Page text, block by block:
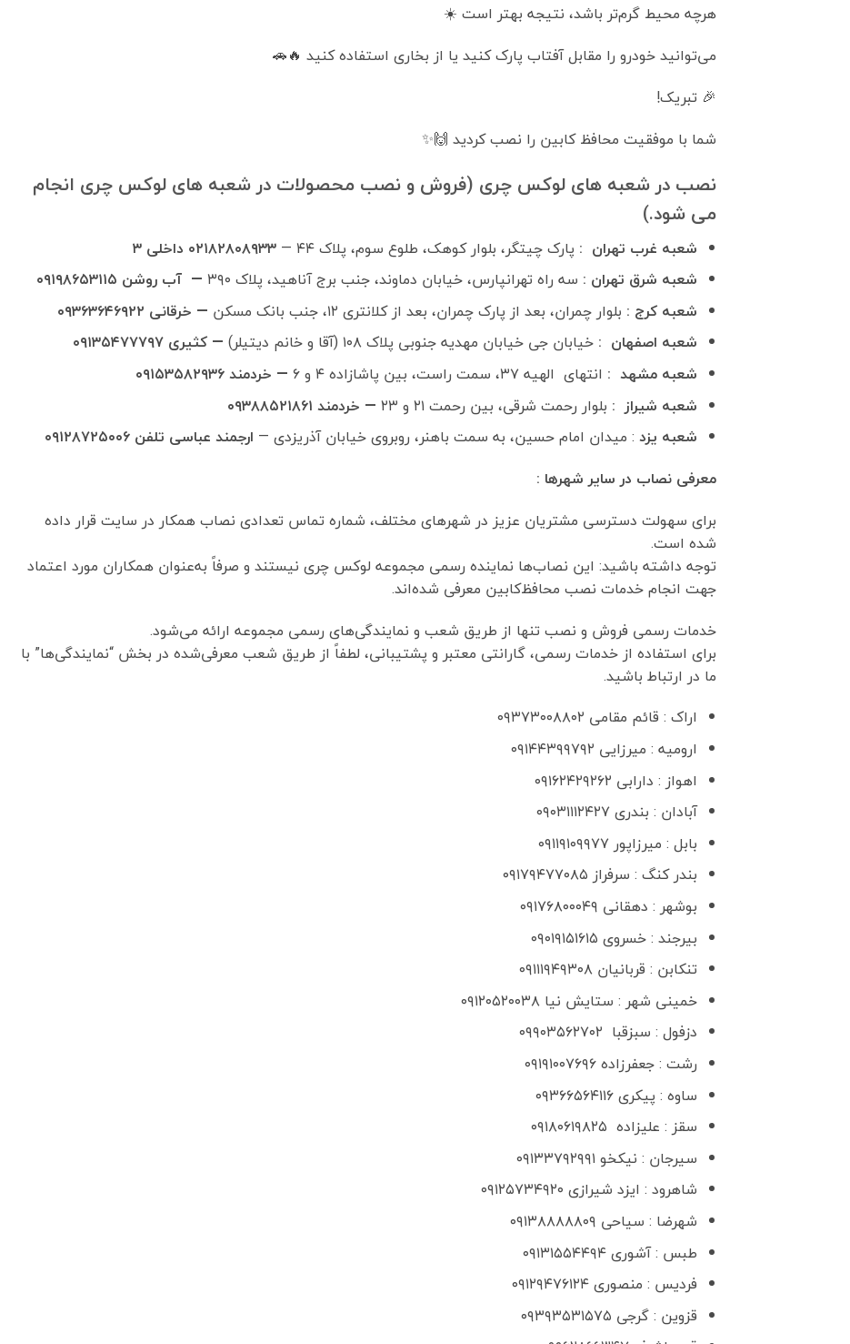
هرچه محیط گرم‌تر باشد، نتیجه بهتر است ☀️
می‌توانید خودرو را مقابل آفتاب پارک کنید یا از بخاری استفاده کنید 🔥🚗
🎉 تبریک!
شما با موفقیت محافظ کابین را نصب کردید 🙌✨
نصب در شعبه های لوکس چری (فروش و نصب محصولات در شعبه های لوکس چری انجام
می شود.)
شعبه غرب تهران : پارک چیتگر، بلوار کوهک، طلوع سوم، پلاک ۴۴ —
شعبه شرق تهران : سه راه تهرانپارس، خیابان دماوند، جنب برج آناهید، پلاک ۳۹۰
— آب روشن ۰۹۱۹۸۶۵۳۱۱۵
شعبه کرج : بلوار چمران، بعد از پارک چمران، بعد از کلانتری ۱۲، جنب بانک مسکن
— خرقانی ۰۹۳۶۳۶۴۶۹۲۲
شعبه اصفهان : خیابان جی خیابان مهدیه جنوبی پلاک ۱۰۸ (آقا و خانم دیتیلر)
— کثیری ۰۹۱۳۵۴۷۷۷۹۷
شعبه مشهد : انتهای الهیه ۳۷، سمت راست، بین پاشازاده ۴ و ۶
— خردمند ۰۹۱۵۳۵۸۲۹۳۶
شعبه شیراز : بلوار رحمت شرقی، بین رحمت ۲۱ و ۲۳
— خردمند ۰۹۳۸۸۵۲۱۸۶۱
شعبه یزد: میدان امام حسین، به سمت باهنر، روبروی خیابان آذریزدی — ارجمند عباسی تلفن ۰۹۱۲۸۷۲۵۰۰۶
معرفی نصاب در سایر شهرها :
برای سهولت دسترسی مشتریان عزیز در شهرهای مختلف، شماره تماس تعدادی نصاب همکار در سایت قرار داده
شده است.
توجه داشته باشید: این نصاب‌ها نماینده رسمی مجموعه لوکس چری نیستند و صرفاً به‌عنوان همکاران مورد اعتماد
جهت انجام خدمات نصب محافظ‌کابین معرفی شده‌اند.
خدمات رسمی فروش و نصب تنها از طریق شعب و نمایندگی‌های رسمی مجموعه ارائه می‌شود.
برای استفاده از خدمات رسمی، گارانتی معتبر و پشتیبانی، لطفاً از طریق شعب معرفی‌شده در بخش “نمایندگی‌ها” با
ما در ارتباط باشید.
اراک : قائم مقامی ۰۹۳۷۳۰۰۸۸۰۲
ارومیه : میرزایی ۰۹۱۴۴۳۹۹۷۹۲
اهواز : دارابی ۰۹۱۶۲۴۲۹۲۶۲
آبادان : بندری ۰۹۰۳۱۱۱۲۴۲۷
بابل : میرزاپور ۰۹۱۱۹۱۰۹۹۷۷
بندر کنگ : سرفراز ۰۹۱۷۹۴۷۷۰۸۵
بوشهر : دهقانی ۰۹۱۷۶۸۰۰۰۴۹
بیرجند : خسروی ۰۹۰۱۹۱۵۱۶۱۵
تنکابن : قربانیان ۰۹۱۱۱۹۴۹۳۰۸
خمینی شهر : ستایش نیا ۰۹۱۲۰۵۲۰۰۳۸
دزفول : سبزقبا ۰۹۹۰۳۵۶۲۷۰۲
رشت : جعفرزاده ۰۹۱۹۱۰۰۷۶۹۶
ساوه : پیکری ۰۹۳۶۶۵۶۴۱۱۶
سقز : علیزاده ۰۹۱۸۰۶۱۹۸۲۵
سیرجان : نیکخو ۰۹۱۳۳۷۹۲۹۹۱
شاهرود : ایزد شیرازی ۰۹۱۲۵۷۳۴۹۲۰
شهرضا : سیاحی ۰۹۱۳۸۸۸۸۸۰۹
طبس : آشوری ۰۹۱۳۱۵۵۴۴۹۴
فردیس : منصوری ۰۹۱۲۹۴۷۶۱۲۴
قزوین : گرجی ۰۹۳۹۳۵۳۱۵۷۵